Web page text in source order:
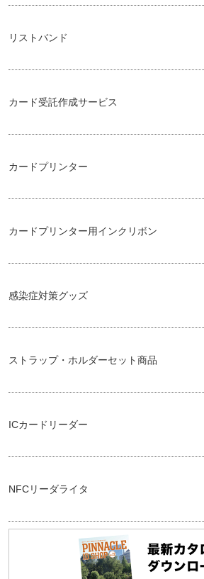
リストバンド
カード受託作成サービス
カードプリンター
カードプリンター用インクリボン
感染症対策グッズ
ストラップ・ホルダーセット商品
ICカードリーダー
NFCリーダライタ